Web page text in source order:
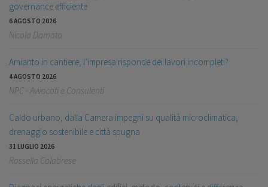
governance efficiente
6 AGOSTO 2026
Nicola Damato
Amianto in cantiere, l’impresa risponde dei lavori incompleti?
4 AGOSTO 2026
NPC - Avvocati e Consulenti
Caldo urbano, dalla Camera impegni su qualità microclimatica,
drenaggio sostenibile e città spugna
31 LUGLIO 2026
Rossella Calabrese